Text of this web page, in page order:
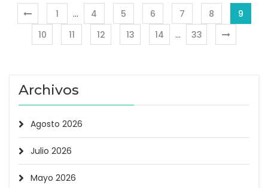
1 … 4 5 6 7 8
9
10
11 12 13 14 … 33
Archivos
Agosto 2026
Julio 2026
Mayo 2026